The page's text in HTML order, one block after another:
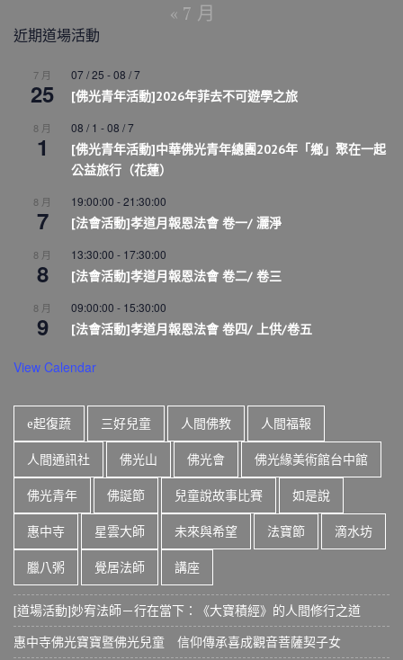
« 7 月
近期道場活動
7 月
25
07 / 25 -08 / 7
[佛光青年活動]2026年菲去不可遊學之旅
8 月
1
08 / 1 -08 / 7
[佛光青年活動]中華佛光青年總團2026年「鄉」聚在一起
公益旅行（花蓮）
8 月
7
19:00:00 -21:30:00
[法會活動]孝道月報恩法會 卷一/ 灑淨
8 月
8
13:30:00 - 17:30:00
[法會活動]孝道月報恩法會 卷二/ 卷三
8 月
9
09:00:00 - 15:30:00
[法會活動]孝道月報恩法會 卷四/ 上供/卷五
View Calendar
e起復蔬 三好兒童 人間佛教 人間福報
人間通訊社 佛光山 佛光會 佛光緣美術館台中館
佛光青年 佛誕節 兒童說故事比賽 如是說
惠中寺 星雲大師 未來與希望 法寶節 滴水坊
臘八粥 覺居法師 講座
[道場活動]妙宥法師－行在當下：《大寶積經》的人間修行之道
惠中寺佛光寶寶暨佛光兒童 信仰傳承喜成觀音菩薩契子女